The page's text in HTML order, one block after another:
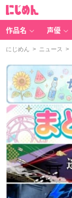
作品名 声優
にじめん > ニュース >